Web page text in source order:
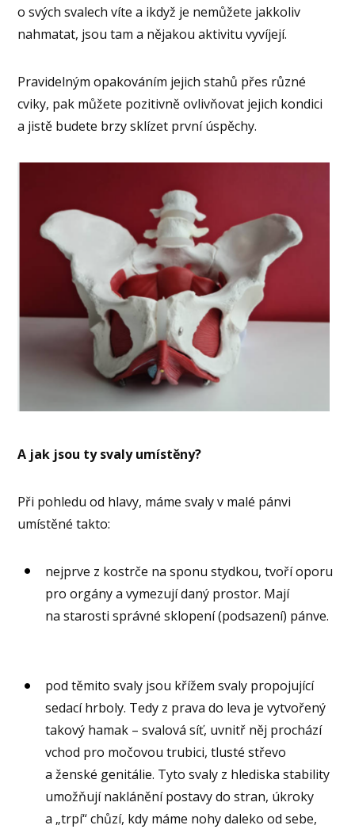
o svých svalech víte a ikdyž je nemůžete jakkoliv
nahmatat, jsou tam a nějakou aktivitu vyvíjejí.
Pravidelným opakováním jejich stahů přes různé
cviky, pak můžete pozitivně ovlivňovat jejich kondici
a jistě budete brzy sklízet první úspěchy.
A jak jsou ty svaly umístěny?
Při pohledu od hlavy, máme svaly v malé pánvi
umístěné takto:
nejprve z kostrče na sponu stydkou, tvoří oporu
pro orgány a vymezují daný prostor. Mají
na starosti správné sklopení (podsazení) pánve.
pod těmito svaly jsou křížem svaly propojující
sedací hrboly. Tedy z prava do leva je vytvořený
takový hamak – svalová síť, uvnitř něj prochází
vchod pro močovou trubici, tlusté střevo
a ženské genitálie. Tyto svaly z hlediska stability
umožňují naklánění postavy do stran, úkroky
a „trpí“ chůzí, kdy máme nohy daleko od sebe,